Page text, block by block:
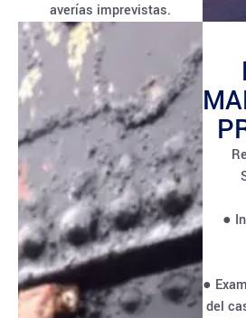
averías imprevistas.
●
●
del